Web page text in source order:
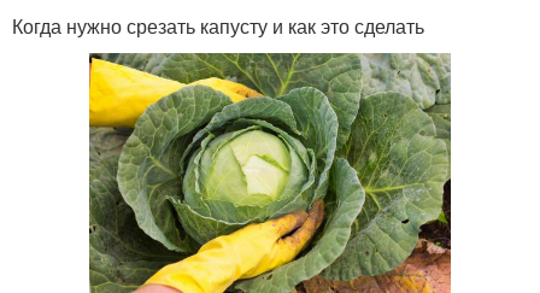
Когда нужно срезать капусту и как это сделать